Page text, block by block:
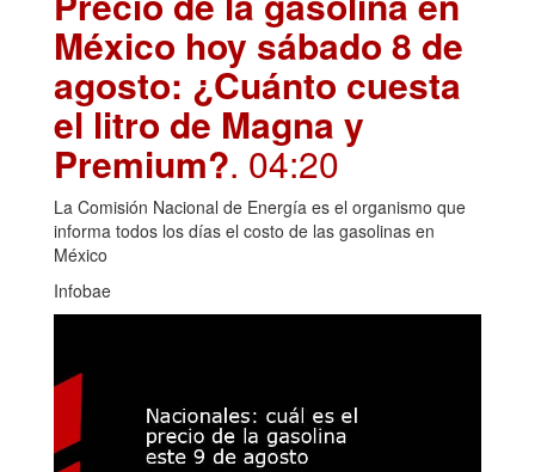
México hoy sábado 8 de
agosto: ¿Cuánto cuesta
el litro de Magna y
Premium?. 04:20
La Comisión Nacional de Energía es el organismo que
informa todos los días el costo de las gasolinas en
México
Infobae